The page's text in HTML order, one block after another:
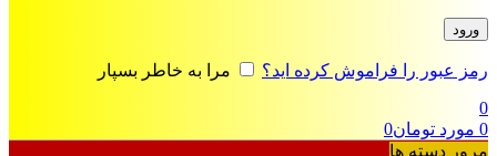
ورود
رمز عبور را فراموش کرده اید؟
مرا به خاطر بسپار
0
0 مورد تومان0
مرور دسته ها